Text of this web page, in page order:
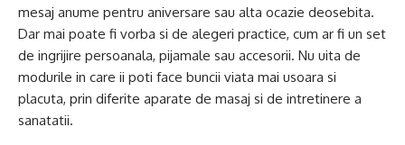
mesaj anume pentru aniversare sau alta ocazie deosebita.
Dar mai poate fi vorba si de alegeri practice, cum ar fi un set
de ingrijire persoanala, pijamale sau accesorii. Nu uita de
modurile in care ii poti face buncii viata mai usoara si
placuta, prin diferite aparate de masaj si de intretinere a
sanatatii.